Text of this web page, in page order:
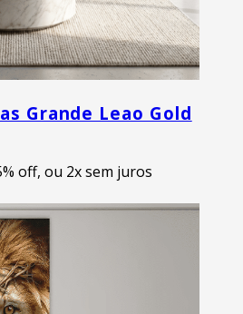
Grande Leao Gold
off, ou 2x sem juros